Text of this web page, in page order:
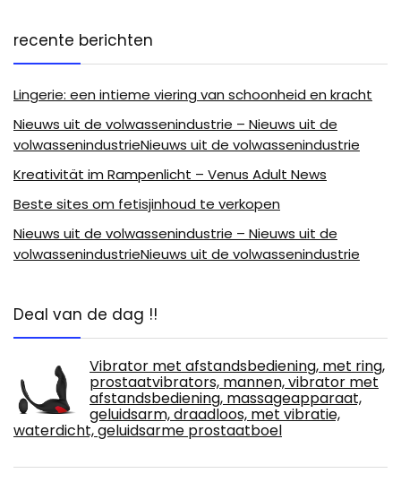
recente berichten
Lingerie: een intieme viering van schoonheid en kracht
Nieuws uit de volwassenindustrie – Nieuws uit de
volwassenindustrieNieuws uit de volwassenindustrie
Kreativität im Rampenlicht – Venus Adult News
Beste sites om fetisjinhoud te verkopen
Nieuws uit de volwassenindustrie – Nieuws uit de
volwassenindustrieNieuws uit de volwassenindustrie
Deal van de dag !!
Vibrator met afstandsbediening, met ring,
prostaatvibrators, mannen, vibrator met
afstandsbediening, massageapparaat,
geluidsarm, draadloos, met vibratie,
waterdicht, geluidsarme prostaatboel